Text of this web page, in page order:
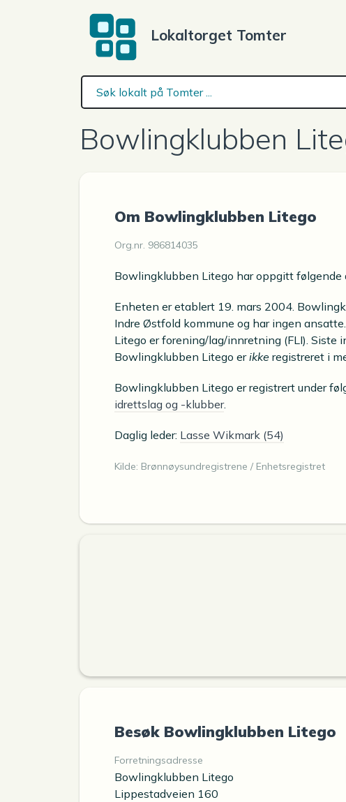
Lokaltorget Tomter
Bowlingklubben
Om Bowlingklubben Litego
Org.nr. 986814035
Bowlingklubben Litego har oppgitt følgende
Enheten er etablert 19. mars 2004.
Indre Østfold kommune og har ingen
Litego er forening/lag/innretning (FLI). Siste
Bowlingklubben Litego erikke registreret i
Bowlingklubben Litego er registrert under
idrettslag og -klubber.
Daglig leder: Lasse Wikmark (54)
Kilde: Brønnøysundregistrene / Enhetsregistret
Besøk Bowlingklubben Litego
Forretningsadresse
Bowlingklubben Litego
Lippestadveien 160